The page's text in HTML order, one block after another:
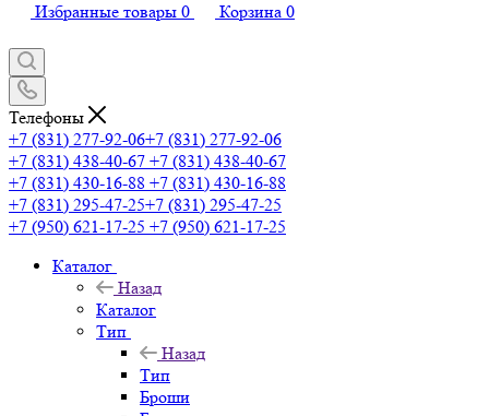
Избранные товары 0 Корзина 0
Телефоны
+7 (831) 277-92-06+7 (831) 277-92-06
+7 (831) 438-40-67 +7 (831) 438-40-67
+7 (831) 430-16-88 +7 (831) 430-16-88
+7 (831) 295-47-25+7 (831) 295-47-25
+7 (950) 621-17-25 +7 (950) 621-17-25
Каталог
Назад
Каталог
Тип
Назад
Тип
Броши